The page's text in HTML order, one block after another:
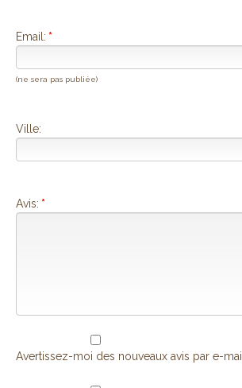
Email: *
(ne sera pas publiée)
Ville:
Avis: *
Avertissez-moi des nouveaux avis par e-mail.